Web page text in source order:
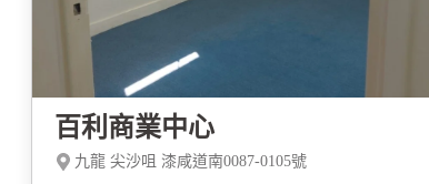
百利商業中心
九龍 尖沙咀 漆咸道南0087-0105號